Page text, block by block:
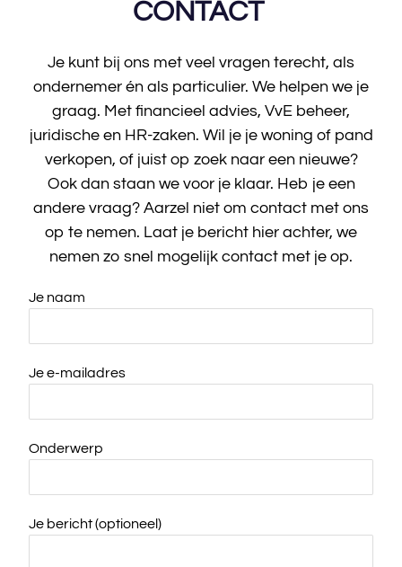
CONTACT
Je kunt bij ons met veel vragen terecht, als
ondernemer én als particulier. We helpen we je
graag. Met financieel advies, VvE beheer,
juridische en HR-zaken. Wil je je woning of pand
verkopen, of juist op zoek naar een nieuwe?
Ook dan staan we voor je klaar. Heb je een
andere vraag? Aarzel niet om contact met ons
op te nemen. Laat je bericht hier achter, we
nemen zo snel mogelijk contact met je op.
Je naam
Je e-mailadres
Onderwerp
Je bericht (optioneel)